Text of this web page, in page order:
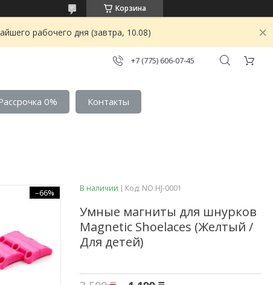
Корзина
рабочего дня (завтра, 10.08)
+7 (775) 606-07-45
0%
Контакты
–66% В наличии Код: NO.HJ-0001
Умные магниты для шнурков
Magnetic Shoelaces (Желтый /
Для детей)